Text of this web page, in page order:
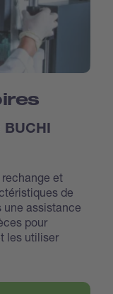
BUCHI
et
de
une assistance
pour
les utiliser